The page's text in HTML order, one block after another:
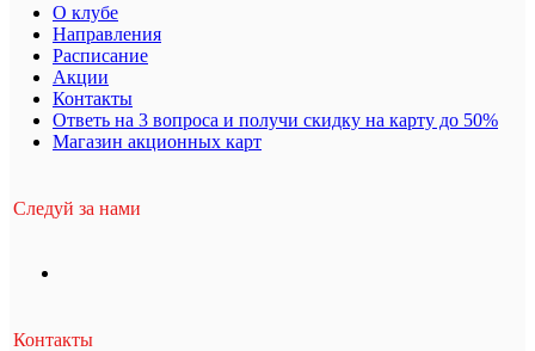
О клубе
Направления
Расписание
Акции
Контакты
Ответь на 3 вопроса и получи скидку на карту до 50%
Магазин акционных карт
Следуй за нами
Контакты